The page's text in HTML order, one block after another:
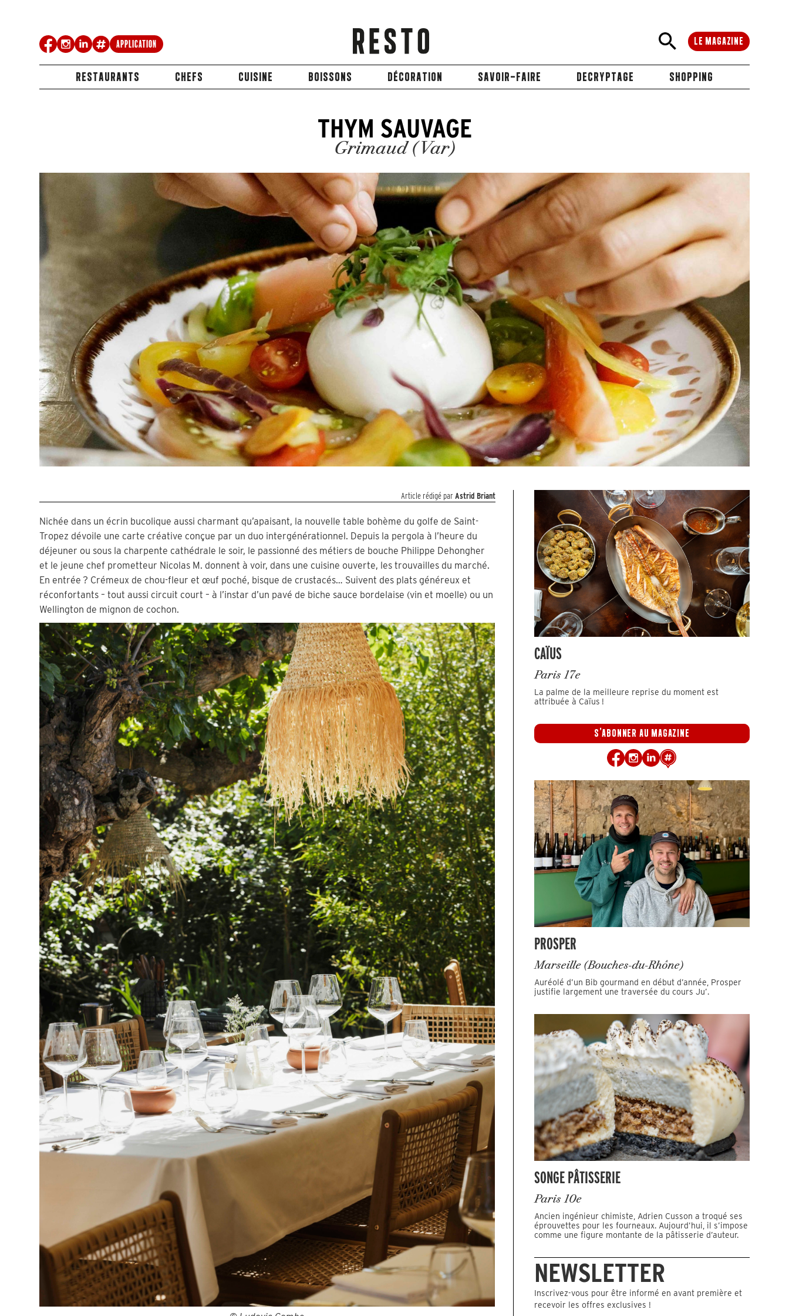
Application LE MAGAZINE
RESTAURANTS CHEFS CUISINE BOISSONS DÉCORATION SAVOIR-FAIRE DECRYPTAGE SHOPPING
THYM SAUVAGE
Grimaud (Var)
Article rédigé par Astrid Briant
Nichée dans un écrin bucolique aussi charmant qu’apaisant, la nouvelle table bohème du golfe de Saint-
Tropez dévoile une carte créative conçue par un duo intergénérationnel. Depuis la pergola à l’heure du
déjeuner ou sous la charpente cathédrale le soir, le passionné des métiers de bouche Philippe Dehongher
et le jeune chef prometteur Nicolas M. donnent à voir, dans une cuisine ouverte, les trouvailles du marché.
En entrée ? Crémeux de chou-fleur et œuf poché, bisque de crustacés… Suivent des plats généreux et
réconfortants – tout aussi circuit court – à l’instar d’un pavé de biche sauce bordelaise (vin et moelle) ou un
Wellington de mignon de cochon.
CAÏUS
Paris 17e
La palme de la meilleure reprise du moment est
attribuée à Caïus !
S'ABONNER AU MAGAZINE
PROSPER
Marseille (Bouches-du-Rhône)
Auréolé d’un Bib gourmand en début d’année, Prosper
justifie largement une traversée du cours Ju’.
SONGE PÂTISSERIE
Paris 10e
Ancien ingénieur chimiste, Adrien Cusson a troqué ses
éprouvettes pour les fourneaux. Aujourd’hui, il s’impose
comme une figure montante de la pâtisserie d’auteur.
NEWSLETTER
Inscrivez-vous pour être informé en avant première et
recevoir les offres exclusives !